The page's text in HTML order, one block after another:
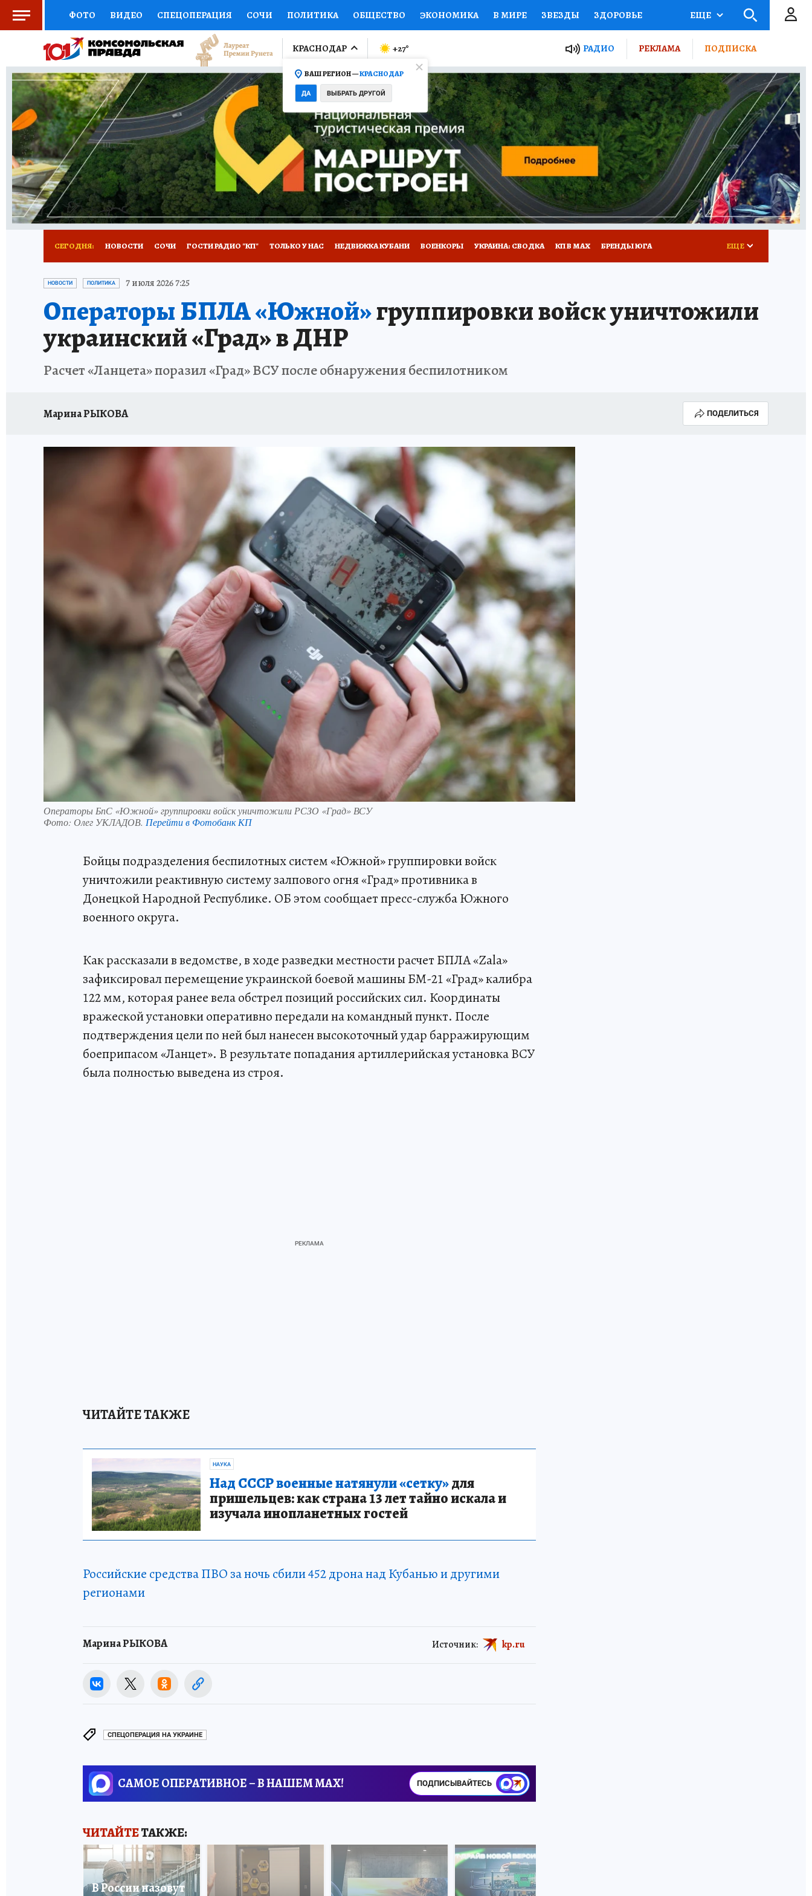
ФОТО ВИДЕО СПЕЦОПЕРАЦИЯ СОЧИ ПОЛИТИКА ОБЩЕСТВО ЭКОНОМИКА В МИРЕ ЗВЕЗДЫ ЗДОРОВЬЕ
СОЦПОДДЕРЖКА НАУКА СПОРТ КОЛУМНИСТЫ ПРОИСШЕСТВИЯ НАЦИОНАЛЬНЫЕ ПРОЕКТЫ РОССИИ
ВЫБОР ЭКСПЕРТОВ ДОКТОР ФИНАНСЫ ОТКРЫВАЕМ МИР Я ЗНАЮ СЕМЬЯ ЖЕНСКИЕ СЕКРЕТЫ ПУТЕВОДИТЕЛЬ
КНИЖНАЯ ПОЛКА ПРОГНОЗЫ НА СПОРТ ПРОМОКОДЫ СЕРИАЛЫ СПЕЦПРОЕКТЫ ДЕФИЦИТ ЖЕЛЕЗА ТУРИЗМ
ПРЕСС-ЦЕНТР НЕДВИЖИМОСТЬ ТЕЛЕВИЗОР КОЛЛЕКЦИИ КОНКУРСЫ РАБОТА У НАС ГИД ПОТРЕБИТЕЛЯ РЕКЛАМА
ВСЕ О КП РАДИО КП ТЕСТЫ НОВОЕ НА САЙТЕ
ЕЩЕ
КРАСНОДАР
ВАШ РЕГИОН —КРАСНОДАР
ДА ВЫБРАТЬ ДРУГОЙ
+27° РАДИО РЕКЛАМА ПОДПИСКА
СЕГОДНЯ: НОВОСТИ СОЧИ ГОСТИ РАДИО "КП" ТОЛЬКО У НАС НЕДВИЖКА КУБАНИ ВОЕНКОРЫ УКРАИНА: СВОДКА КП В МАХ БРЕНДЫ ЮГА
ОТДЫХ В РОССИИ ЗДОРОВЬЕ КУБАНИ
ЕЩЕ
НОВОСТИ ПОЛИТИКА 7 июля 2026 7:25
Операторы БПЛА «Южной»группировки войск уничтожили
украинский «Град» в ДНР
Расчет «Ланцета» поразил «Град» ВСУ после обнаружения беспилотником
Марина РЫКОВА ПОДЕЛИТЬСЯ
Операторы БпС «Южной» группировки войск уничтожили РСЗО «Град» ВСУ
Фото: Олег УКЛАДОВ. Перейти в Фотобанк КП
Бойцы подразделения беспилотных систем «Южной» группировки войск
уничтожили реактивную систему залпового огня «Град» противника в
Донецкой Народной Республике. ОБ этом сообщает пресс-служба Южного
военного округа.
Как рассказали в ведомстве, в ходе разведки местности расчет БПЛА «Zala»
зафиксировал перемещение украинской боевой машины БМ-21 «Град» калибра
122 мм, которая ранее вела обстрел позиций российских сил. Координаты
вражеской установки оперативно передали на командный пункт. После
подтверждения цели по ней был нанесен высокоточный удар барражирующим
боеприпасом «Ланцет». В результате попадания артиллерийская установка ВСУ
была полностью выведена из строя.
ЧИТАЙТЕ ТАКЖЕ
НАУКА
Над СССР военные натянули «сетку»для
пришельцев: как страна 13 лет тайно искала и
изучала инопланетных гостей
Российские средства ПВО за ночь сбили 452 дрона над Кубанью и другими
регионами
Марина РЫКОВА Источник: kp.ru
СПЕЦОПЕРАЦИЯ НА УКРАИНЕ
САМОЕ ОПЕРАТИВНОЕ – В НАШЕМ MAX! ПОДПИСЫВАЙТЕСЬ
ЧИТАЙТЕТАКЖЕ:
В России назовут